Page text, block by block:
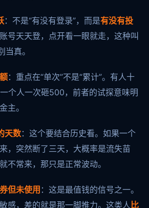
：不是“有没有登录”，而是有没有投
号天天登，点开看一眼就走，这种叫
当真。
：重点在“单次”不是“累计”。有人十
个人一次砸500，前者的试探意味明
主。
天数：这个要结合历史看。如果一个
，突然断了三天，大概率是流失苗
不常来，那只是正常波动。
但未使用：这是最值钱的信号之一。
感，差的就是那一脚推力。这类人 比